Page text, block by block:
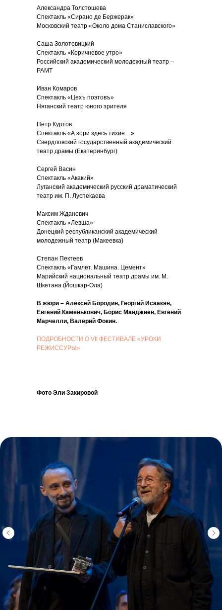
Александра Толстошева
Спектакль «Сирано де Бержерак»
Московский театр «Около дома Станиславского»
Саша Золотовицкий
Спектакль «Коричневое утро»
Российский академический молодежный театр –
РАМТ
Иван Комаров
Спектакль «Цехъ поэтовъ»
Няганский театр юного зрителя
Петр Куртов
Спектакль «А зори здесь тихие…»
Свердловский государственный академический
театр драмы (Екатеринбург)
Сергей Васин
Спектакль «Акакий»
Луганский академический русский драматический
театр им. П. Луспекаева
Максим Жданович
Спектакль «Левша»
Донецкий республиканский академический
молодежный театр (Макеевка)
Степан Пектеев
Спектакль «Гамлет. Машина. Цемент»
Марийский национальный театр драмы им. М.
Шкетана (Йошкар-Ола)
В жюри – Алексей Бородин, Георгий Исаакян,
Евгений Каменькович, Борис Манджиев, Евгений
Марчелли, Валерий Фокин.
ПОДРОБНОСТИ О VII ФЕСТИВАЛЕ «УРОКИ
РЕЖИССУРЫ»
Фото Эли Закировой